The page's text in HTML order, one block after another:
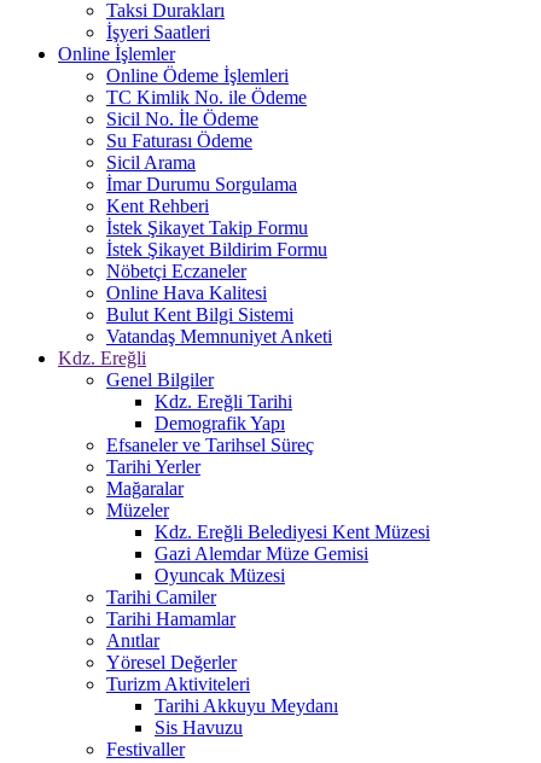
Taksi Durakları
İşyeri Saatleri
Online İşlemler
Online Ödeme İşlemleri
TC Kimlik No. ile Ödeme
Sicil No. İle Ödeme
Su Faturası Ödeme
Sicil Arama
İmar Durumu Sorgulama
Kent Rehberi
İstek Şikayet Takip Formu
İstek Şikayet Bildirim Formu
Nöbetçi Eczaneler
Online Hava Kalitesi
Bulut Kent Bilgi Sistemi
Vatandaş Memnuniyet Anketi
Kdz. Ereğli
Genel Bilgiler
Kdz. Ereğli Tarihi
Demografik Yapı
Efsaneler ve Tarihsel Süreç
Tarihi Yerler
Mağaralar
Müzeler
Kdz. Ereğli Belediyesi Kent Müzesi
Gazi Alemdar Müze Gemisi
Oyuncak Müzesi
Tarihi Camiler
Tarihi Hamamlar
Anıtlar
Yöresel Değerler
Turizm Aktiviteleri
Tarihi Akkuyu Meydanı
Sis Havuzu
Festivaller